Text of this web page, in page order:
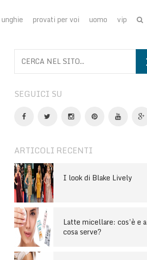
unghie provati per voi uomo vip
SEGUICI SU
ARTICOLI RECENTI
I look di Blake Lively
Latte micellare: cos’è e a
cosa serve?